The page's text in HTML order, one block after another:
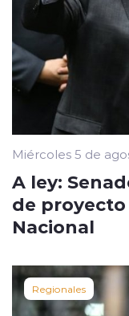
Miércoles 5 de
A ley:
de
Nacional
Regionales